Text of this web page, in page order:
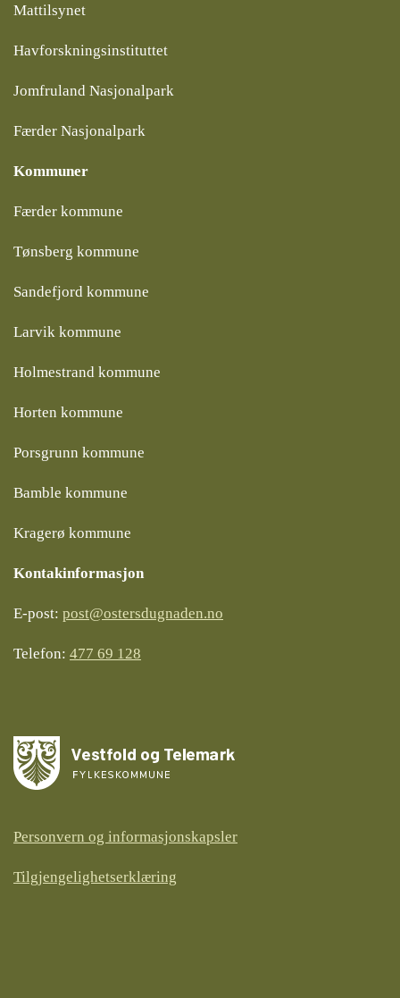
Mattilsynet
Havforskningsinstituttet
Jomfruland Nasjonalpark
Færder Nasjonalpark
Kommuner
Færder kommune
Tønsberg kommune
Sandefjord kommune
Larvik kommune
Holmestrand kommune
Horten kommune
Porsgrunn kommune
Bamble kommune
Kragerø kommune
Kontakinformasjon
E-post: post@ostersdugnaden.no
Telefon: 477 69 128
Personvern og informasjonskapsler
Tilgjengelighetserklæring